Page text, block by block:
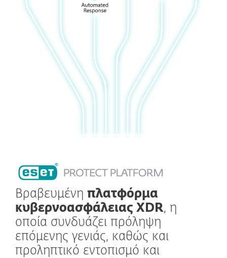
Βραβευμένη πλατφόρμα
κυβερνοασφάλειας XDR, η
οποία συνδυάζει πρόληψη
επόμενης γενιάς, καθώς και
προληπτικό εντοπισμό και